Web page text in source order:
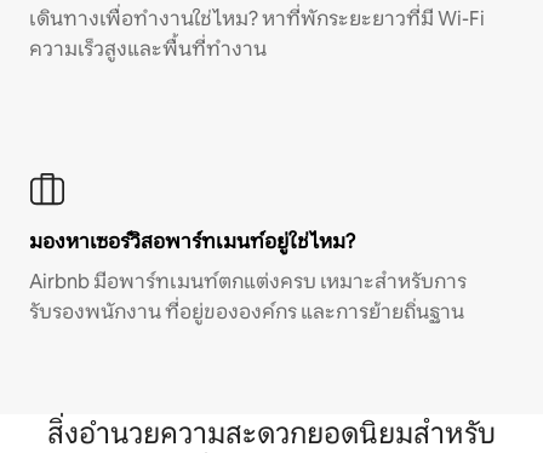
เดินทางเพื่อทำงานใช่ไหม? หาที่พักระยะยาวที่มี Wi-Fi
ความเร็วสูงและพื้นที่ทำงาน
มองหาเซอร์วิสอพาร์ทเมนท์อยู่ใช่ไหม?
Airbnb มีอพาร์ทเมนท์ตกแต่งครบ เหมาะสำหรับการ
รับรองพนักงาน ที่อยู่ขององค์กร และการย้ายถิ่นฐาน
สิ่งอำนวยความสะดวกยอดนิยมสำหรับ